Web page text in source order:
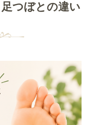
つぼとの違い